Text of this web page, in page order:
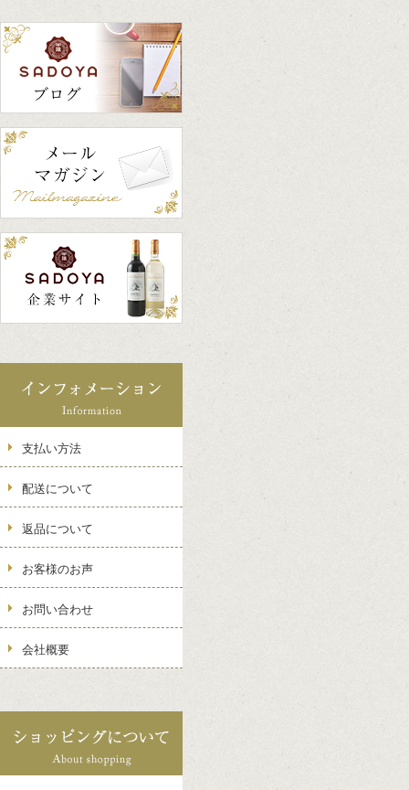
支払い方法
配送について
返品について
お客様のお声
お問い合わせ
会社概要